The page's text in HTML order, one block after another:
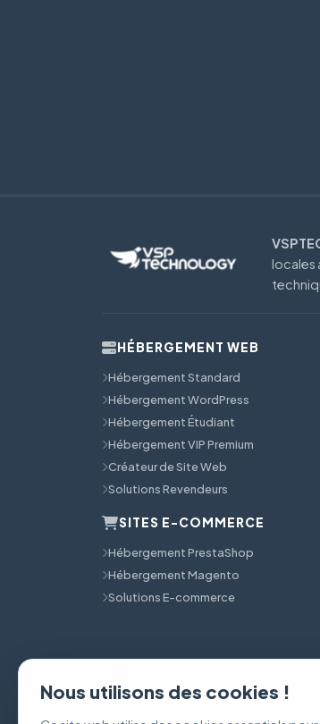
locales
HÉBERGEMENT WEB
Hébergement Standard
Hébergement WordPress
Hébergement Étudiant
Hébergement VIP Premium
Créateur de Site Web
Solutions Revendeurs
SITES E-COMMERCE
Hébergement PrestaShop
Hébergement Magento
Solutions E-commerce
Nous utilisons des cookies !